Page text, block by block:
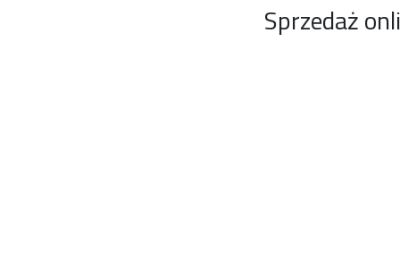
Sprzedaż